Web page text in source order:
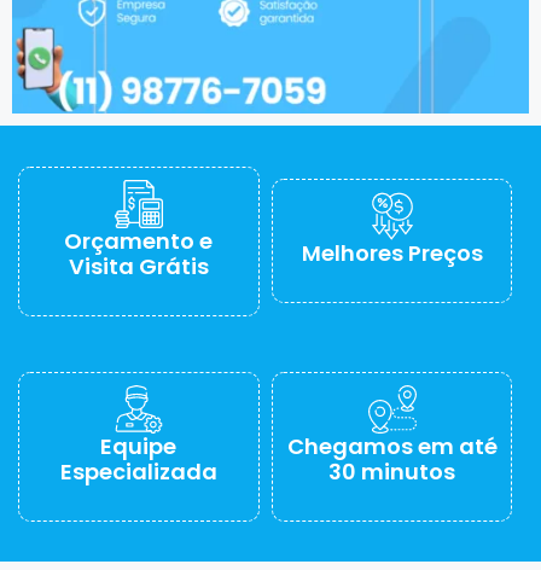
Orçamento e
Visita Grátis
Melhores Preços
Equipe
Especializada
Chegamos em até
30 minutos